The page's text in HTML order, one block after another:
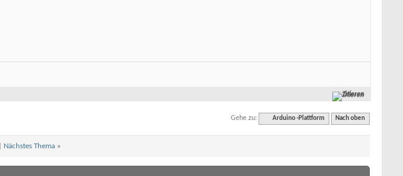
Zitieren
Gehe zu: Arduino -Plattform Nach oben
Nächstes Thema »